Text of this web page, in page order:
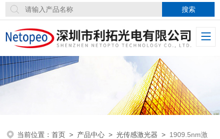
当前位置：首页 > 产品中心 >光传感激光器 > 1909.5nm激